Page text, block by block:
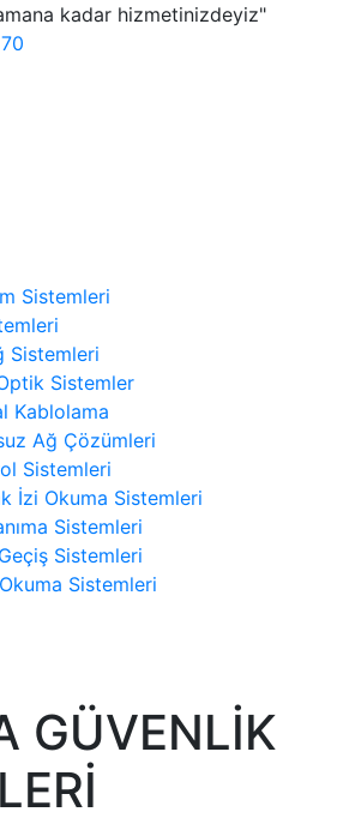
kadar hizmetinizdeyiz"
Sistemleri
Sistemleri
Sistemler
Kablolama
Ağ Çözümleri
Sistemleri
İzi Okuma Sistemleri
Sistemleri
Sistemleri
Sistemleri
GÜVENLİK